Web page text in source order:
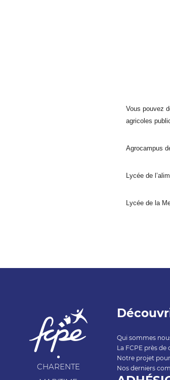
Vous pouvez
agricoles
Agrocampus
Lycée de
Lycée de la
CHARENTE
Qui sommes
La FCPE près de
Notre projet
Nos derniers